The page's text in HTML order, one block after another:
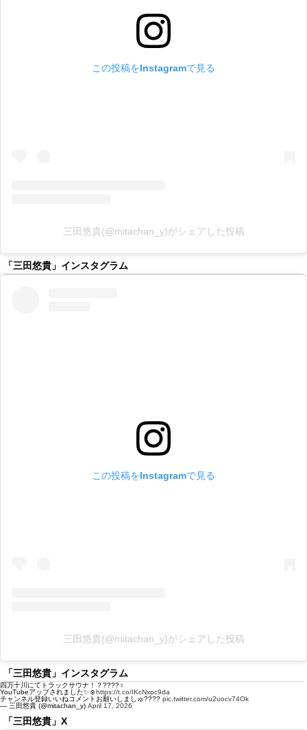
この投稿をInstagramで見る
三田悠貴(@mitachan_y)がシェアした投稿
「三田悠貴」インスタグラム
この投稿をInstagramで見る
三田悠貴(@mitachan_y)がシェアした投稿
「三田悠貴」インスタグラム
四万十川にてトラックサウナ！？????‍♀️
YouTubeアップされました✨☺️https://t.co/IKcNxpc9da
チャンネル登録いいねコメントお願いしましゅ???? pic.twitter.com/u2uocv74Ok
— 三田悠貴 (@mitachan_y) April 17, 2026
「三田悠貴」X